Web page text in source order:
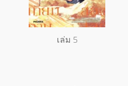
เล่ม 5